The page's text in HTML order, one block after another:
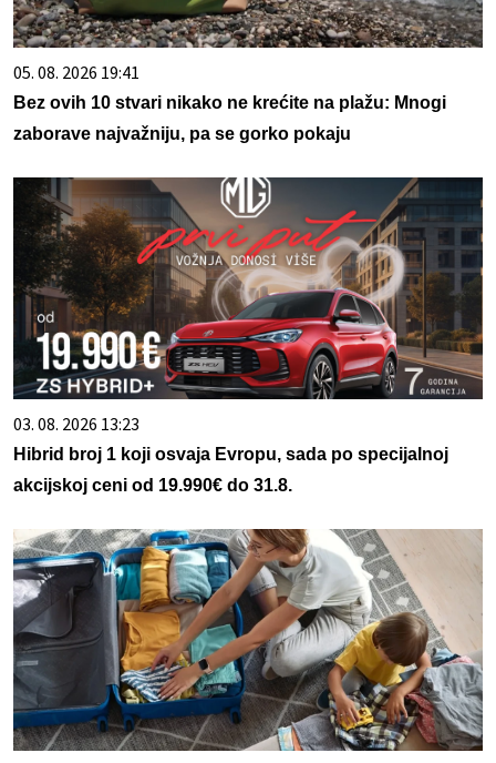
05. 08. 2026 19:41
Bez ovih 10 stvari nikako ne krećite na plažu: Mnogi
zaborave najvažniju, pa se gorko pokaju
03. 08. 2026 13:23
Hibrid broj 1 koji osvaja Evropu, sada po specijalnoj
akcijskoj ceni od 19.990€ do 31.8.